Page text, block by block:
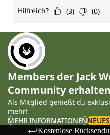
Members der Jack
Community
Als Mitglied genießt du
mehr!
MEHR INFORMATIONEN
Kostenlose